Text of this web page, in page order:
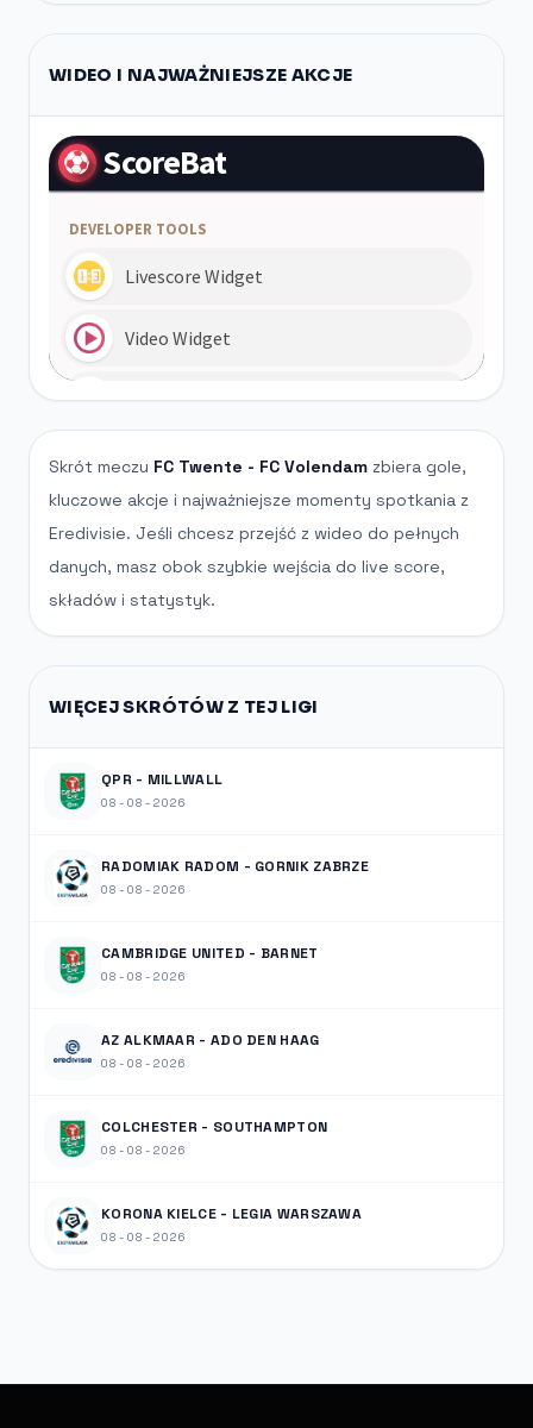
WIDEO I NAJWAŻNIEJSZE AKCJE
Skrót meczu FC Twente - FC Volendam zbiera gole,
kluczowe akcje i najważniejsze momenty spotkania z
Eredivisie. Jeśli chcesz przejść z wideo do pełnych
danych, masz obok szybkie wejścia do live score,
składów i statystyk.
WIĘCEJ SKRÓTÓW Z TEJ LIGI
QPR - MILLWALL
08-08-2026
RADOMIAK RADOM - GORNIK ZABRZE
08-08-2026
CAMBRIDGE UNITED - BARNET
08-08-2026
AZ ALKMAAR - ADO DEN HAAG
08-08-2026
COLCHESTER - SOUTHAMPTON
08-08-2026
KORONA KIELCE - LEGIA WARSZAWA
08-08-2026